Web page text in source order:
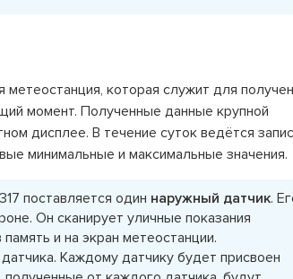
которая служит для
момент. Полученные данные крупной
дисплее. В течение суток ведётся
минимальные и максимальные значения.
поставляется один наружный датчик.
Он сканирует уличные показания
и на экран метеостанции.
Каждому датчику будет присвоен